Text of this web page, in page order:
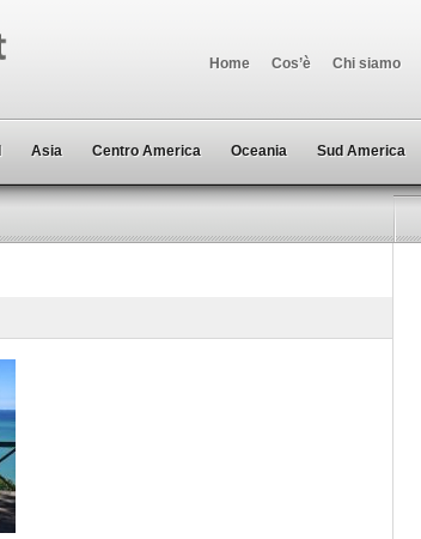
Home Cos’è Chi siamo
Asia Centro America Oceania Sud America